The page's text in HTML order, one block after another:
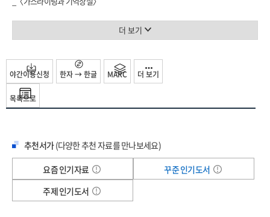
에필로그
일깨워 주는 것이 가장 중요하다는 걸 깨달았다. 스스로 자기 긍정감을 가지고
운동을 하면, 어떤 몸을 가진 사람이든 간에 건강한 상태가 될 수 있기 때문이다.
헬스장에 가는 것이 어려운, 체지방률로 몸을 판단하는, 다른 사람의 몸과 비교하는
것은 마음가짐이다. 내일이면 잊어버릴 시행착오를 마음에 담아 두지 말고, 운동을
하면서 ‘뭔가 잘못하고 있는 것 아닌가?’ 하고 의심하지 않기를, 운동을 ‘할 수 있는
것, 재밌는 것’이라고 생각하기를 바라는 저자의 바람이 이 책에 가득 담겨 있다. 이
책이 운동을 어려워하던 사람들이 운동에 관해 가지고 있던 생각의 벽을
언젠가 가질 무한의 체력이 아닌
기력도 체력도 없는 내 삶에 꼭 맞는
나만의 체력을 찾는 법
싫어한 적이 없었는데 돌아온 후에는 자주 싫었다. 보정을 마친 바디 프로필 사진과
맺기까지 지난한 수개월을 보냈다. 그렇게 숫자에 연연하더니 숫자를 버리고
나서야 몸이 가벼워졌다. 이 모든 경험이 더 많은 일을 할 수 있도록 도와주리라는
생각이 들었다.
_〈바디 프로필〉
열심히 하세요.” “여기서까지 애쓰지 않으셔도 돼요.” 같은 말을 하게 된다.
불필요한 힘을 쓰지 말고, 그러니까 너무 애쓰지 말고, 너무 힘들이지 말고, 힘을
빼고 지금 할 수 있는 만큼만 하는 것. 이게 왜 이렇게 어려운 걸까?
_〈우리는 힘 빼는 법을 몰라〉
더 보기
목록으로
야간이용신청 한자 → 한글 MARC 더 보기
추천서가(다양한 추천 자료를 만나보세요)
요즘 인기자료
꾸준 인기도서
주제 인기도서